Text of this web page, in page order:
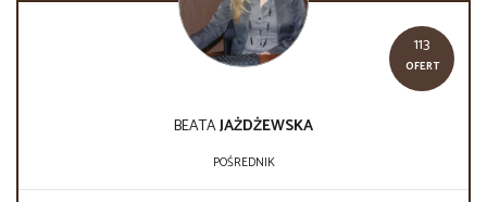
113
OFERT
BEATAJAŻDŻEWSKA
POŚREDNIK